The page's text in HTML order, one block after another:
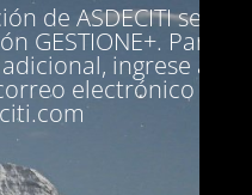
de ASDECITI se ha
GESTIONE+. Para
ingrese a la
electrónico